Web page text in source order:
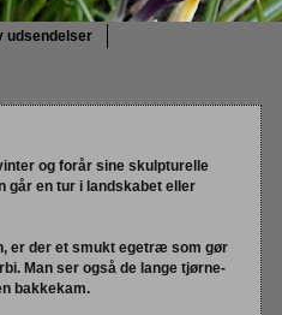
udsendelser
og forår sine skulpturelle
går en tur i landskabet eller
er der et smukt egetræ som gør
Man ser også de lange tjørne-
bakkekam.